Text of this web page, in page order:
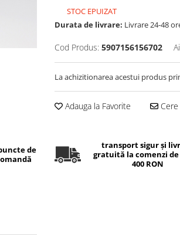
STOC EPUIZAT
Durata de livrare: Livrare 24-48
Cod Produs: 5907156156702
La achizitionarea acestui produs
Adauga la Favorite
de
transport sigur și
gratuită la comenzi
400 RON